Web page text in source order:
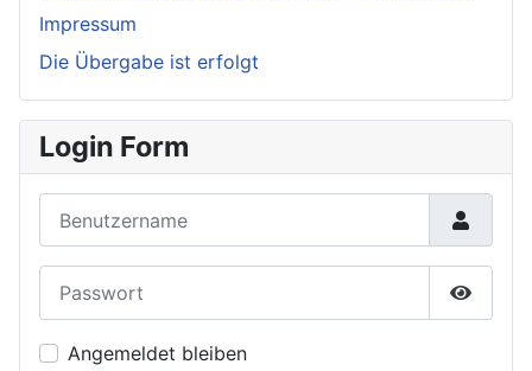
Impressum
Die Übergabe ist erfolgt
Login Form
Angemeldet bleiben